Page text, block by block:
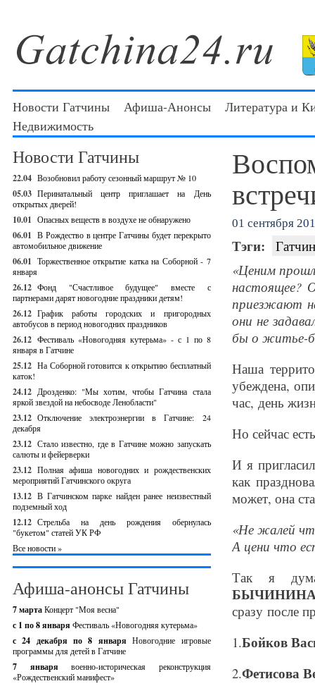
Новости Гатчины Афиша-Анонсы
Литература и
Недвижимость
Новости Гатчины
22.04 Возобновил работу сезонный маршрут № 10
05.03 Перинатальный центр приглашает на День
открытых дверей!
10.01 Опасных веществ в воздухе не обнаружено
06.01 В Рождество в центре Гатчины будет перекрыто
автомобильное движение
06.01 Торжественное открытие катка на Соборной - 7
января
26.12 Фонд "Счастливое будущее" вместе с
партнерами дарят новогодние праздники детям!
26.12 График работы городских и пригородных
автобусов в период новогодних праздников
26.12 Фестиваль «Новогодняя кутерьма» - с 1 по 8
января в Гатчине
25.12 На Соборной готовится к открытию бесплатный
каток!
24.12 Дрозденко: "Мы хотим, чтобы Гатчина стала
яркой звездой на небосводе Ленобласти"
23.12 Отключение электроэнергии в Гатчине: 24
декабря
23.12 Стало известно, где в Гатчине можно запускать
салюты и фейерверки
23.12 Полная афиша новогодних и рождественских
мероприятий Гатчинского округа
13.12 В Гатчинском парке найден ранее неизвестный
подземный ход
12.12 Стрельба на день рождения обернулась
"букетом" статей УК РФ
Все новости »
Афиша-анонсы Гатчины
7 мартаКонцерт "Моя весна"
с 1 по 8 января Фестиваль «Новогодняя кутерьма»
с 24 декабря по 8 январяНовогодние игровые
программы для детей в Гатчине
7 январявоенно-историческая реконструкция
«Рождественский манифест»
01 сентября
Тэги:
«Ценим
настоящее?
приезжают
они не
бы о житье-
Наша
убеждена,
час, день
Но сейчас
И я
как
может, она
«Не жалей
А цени что
Так я
сразу после
1.Бойков
2.Фетисова